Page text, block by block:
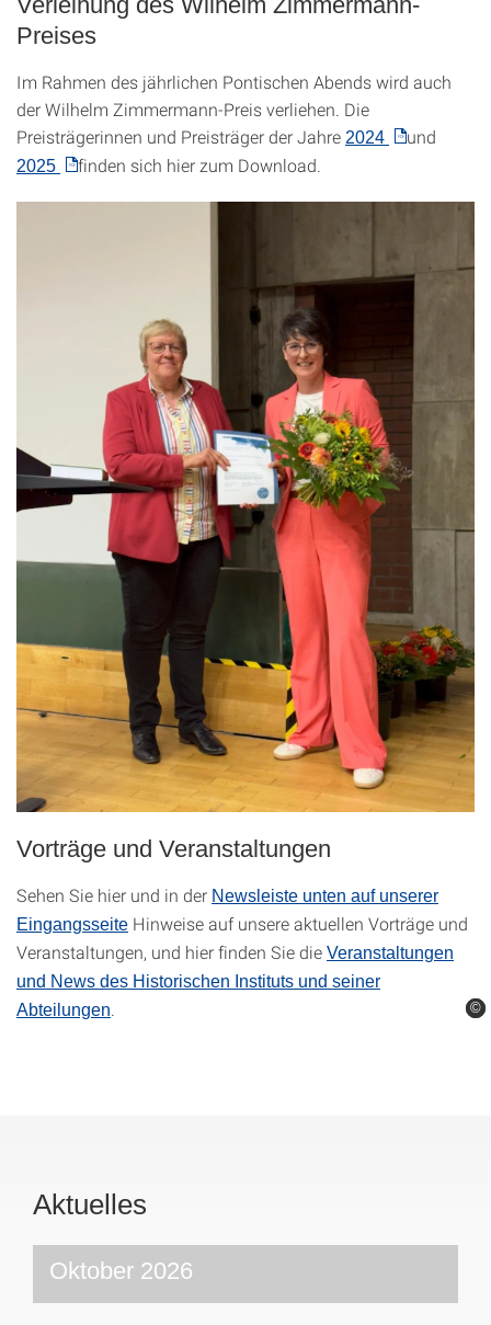
©
©
Preises
Im Rahmen des jährlichen Pontischen Abends wird auch
der Wilhelm Zimmermann-Preis verliehen. Die
Preisträgerinnen und Preisträger der Jahre 2024 und
2025 finden sich hier zum Download.
©
Vorträge und Veranstaltungen
Sehen Sie hier und in der Newsleiste unten auf unserer
Eingangsseite Hinweise auf unsere aktuellen Vorträge und
Veranstaltungen, und hier finden Sie die Veranstaltungen
und News des Historischen Instituts und seiner
Abteilungen.
Aktuelles
Oktober 2026